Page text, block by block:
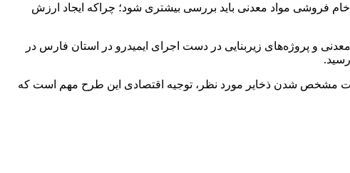
خام فروشی مواد معدنی باید بررسی بیشتری شود؛ چراکه ایجاد ارزش
و پروژه‌های زیربنایی در دست اجرای ایمیدرو در استان فارس در
صورت مشخص شدن ذخایر مورد نظر، توجیه اقتصادی این طرح مهم است که